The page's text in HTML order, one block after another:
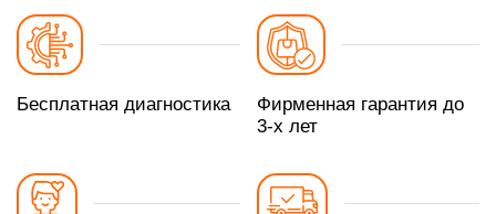
Бесплатная диагностика
Фирменная гарантия до
3-х лет